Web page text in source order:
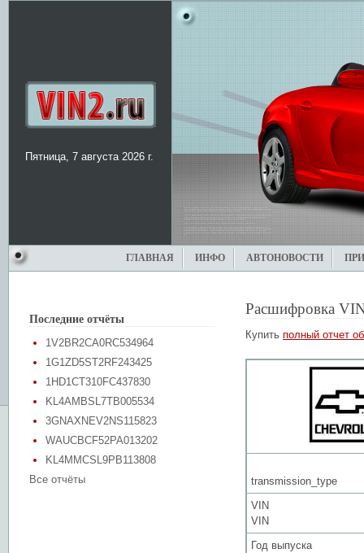
Пятница, 7 августа 2026 г.
ГЛАВНАЯ ИНФО АВТОНОВОСТИ
Последние отчёты
1V2BR2CA0RC534964
1G1ZD5ST2RF243425
1HD1CT310FC437830
KL4AMBSL7TB005534
3GNAXNEV2NS115823
WAUCBCF52PA013202
KL4MMCSL9PB113808
Все отчёты
Расшифровка
Купить полный отчет
transmission_type
VIN
VIN
Год выпуска